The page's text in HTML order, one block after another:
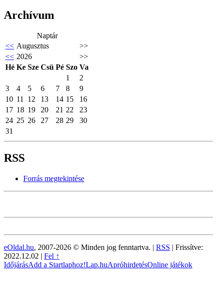
Archívum
Naptár
<< Augusztus
>>
<< 2026
>>
Hé Ke Sze Csü Pé Szo Va
1
2
3
4 5 6 7 8
9
10 11 12 13 14 15
16
17 18 19 20 21 22
23
24 25 26 27 28 29
30
31
RSS
Forrás megtekintése
eOldal.hu, 2007-2026 © Minden jog fenntartva. | RSS | Frissítve:
2022.12.02 | Fel ↑
IdőjárásAdd a Startlaphoz!Lap.huApróhirdetésOnline játékok